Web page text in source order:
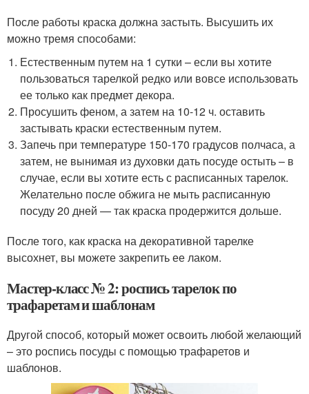
После работы краска должна застыть. Высушить их
можно тремя способами:
Естественным путем на 1 сутки – если вы хотите
пользоваться тарелкой редко или вовсе использовать
ее только как предмет декора.
Просушить феном, а затем на 10-12 ч. оставить
застывать краски естественным путем.
Запечь при температуре 150-170 градусов полчаса, а
затем, не вынимая из духовки дать посуде остыть – в
случае, если вы хотите есть с расписанных тарелок.
Желательно после обжига не мыть расписанную
посуду 20 дней — так краска продержится дольше.
После того, как краска на декоративной тарелке
высохнет, вы можете закрепить ее лаком.
Мастер-класс № 2: роспись тарелок по
трафаретам и шаблонам
Другой способ, который может освоить любой желающий
– это роспись посуды с помощью трафаретов и
шаблонов.